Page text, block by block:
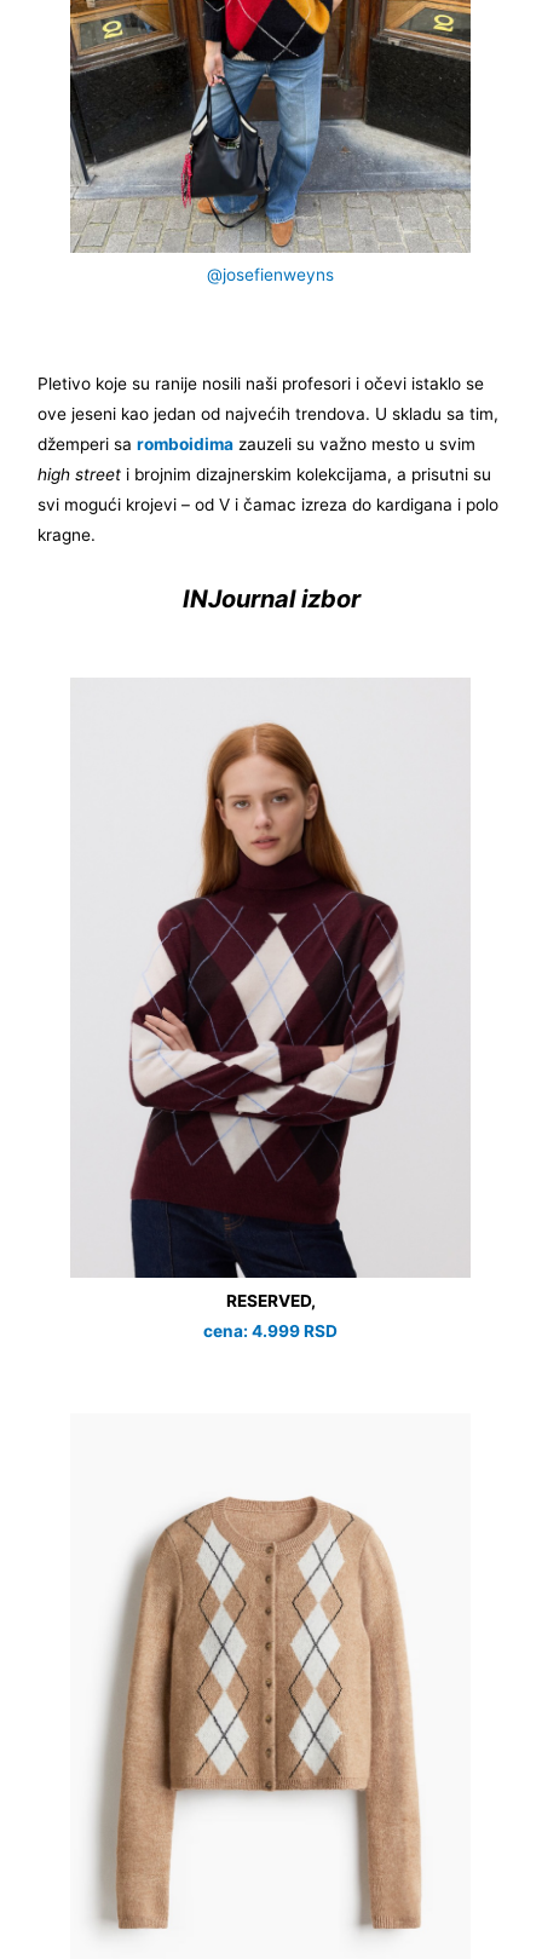
@josefienweyns
Pletivo koje su ranije nosili naši profesori i očevi istaklo se
ove jeseni kao jedan od najvećih trendova. U skladu sa tim,
džemperi saromboidima zauzeli su važno mesto u svim
high street i brojnim dizajnerskim kolekcijama, a prisutni su
svi mogući krojevi – od V i čamac izreza do kardigana i polo
kragne.
INJournal izbor
RESERVED,
cena: 4.999 RSD